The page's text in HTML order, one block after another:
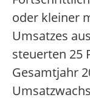
oder kleiner
Umsatzes
steuerten 25
Gesamtjahr